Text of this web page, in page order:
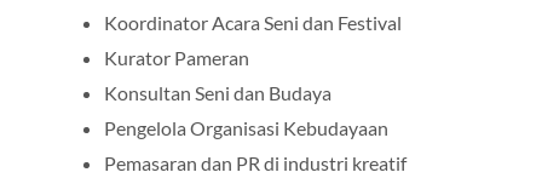
Koordinator Acara Seni dan Festival
Kurator Pameran
Konsultan Seni dan Budaya
Pengelola Organisasi Kebudayaan
Pemasaran dan PR di industri kreatif